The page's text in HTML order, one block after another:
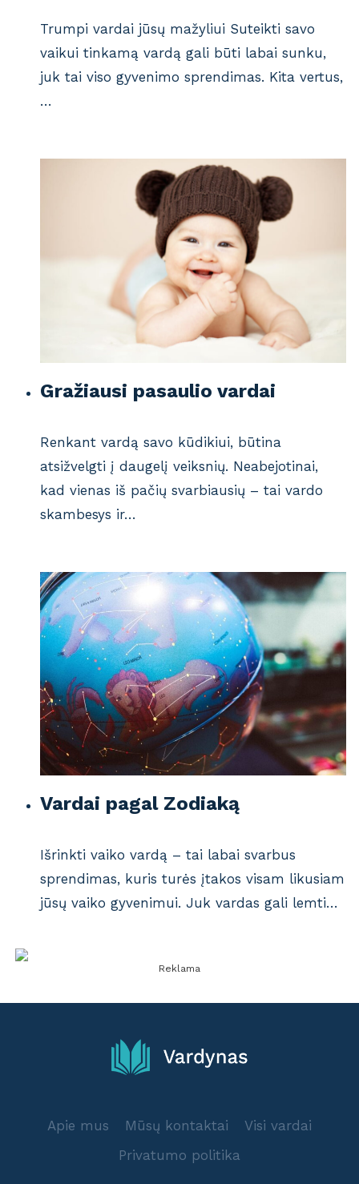
Trumpi vardai jūsų mažyliui Suteikti savo
vaikui tinkamą vardą gali būti labai sunku,
juk tai viso gyvenimo sprendimas. Kita vertus,
…
Gražiausi pasaulio vardai
Renkant vardą savo kūdikiui, būtina
atsižvelgti į daugelį veiksnių. Neabejotinai,
kad vienas iš pačių svarbiausių – tai vardo
skambesys ir…
Vardai pagal Zodiaką
Išrinkti vaiko vardą – tai labai svarbus
sprendimas, kuris turės įtakos visam likusiam
jūsų vaiko gyvenimui. Juk vardas gali lemti…
Reklama
Apie mus Mūsų kontaktai
Visi vardai
Privatumo politika